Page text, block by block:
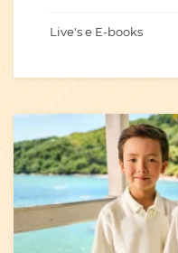
Live's e E-books